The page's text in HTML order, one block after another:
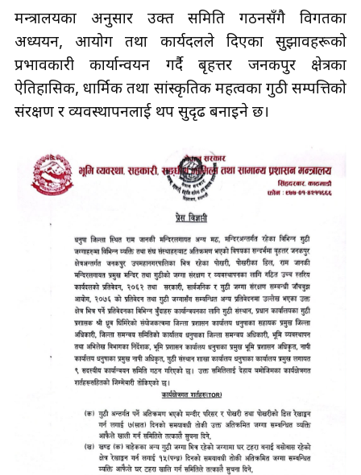
मन्त्रालयका अनुसार उक्त समिति गठनसँगै विगतका
अध्ययन, आयोग तथा कार्यदलले दिएका सुझावहरूको
प्रभावकारी कार्यान्वयन गर्दै बृहत्तर जनकपुर क्षेत्रका
ऐतिहासिक, धार्मिक तथा सांस्कृतिक महत्वका गुठी सम्पत्तिको
संरक्षण र व्यवस्थापनलाई थप सुदृढ बनाइने छ।